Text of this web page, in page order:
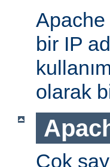
bir IP
olarak
Çok